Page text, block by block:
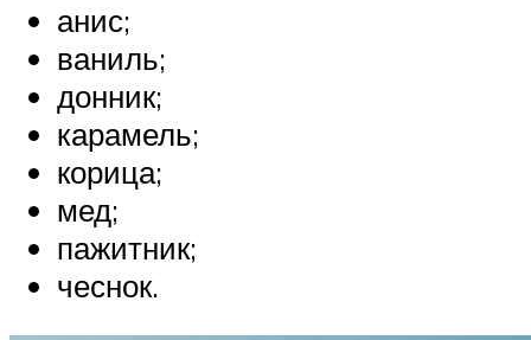
анис;
ваниль;
донник;
карамель;
корица;
мед;
пажитник;
чеснок.